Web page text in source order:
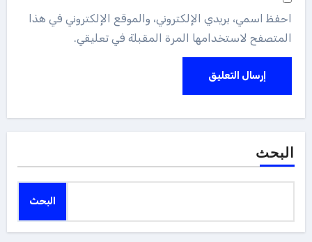
احفظ اسمي، بريدي الإلكتروني، والموقع الإلكتروني في هذا
المتصفح لاستخدامها المرة المقبلة في تعليقي.
البحث
البحث